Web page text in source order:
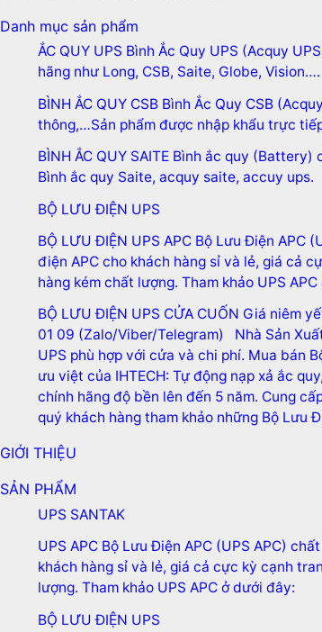
Danh mục sản phẩm
ẮC QUY UPS Bình Ắc Quy UPS (Acquy
hãng như Long, CSB, Saite, Globe, Vision….
BÌNH ẮC QUY CSB Bình Ắc Quy CSB
thông,…Sản phẩm được nhập khẩu trực
BÌNH ẮC QUY SAITE Bình ắc quy (Battery)
Bình ắc quy Saite, acquy saite, accuy ups.
BỘ LƯU ĐIỆN UPS
BỘ LƯU ĐIỆN UPS APC Bộ Lưu Điện APC
điện APC cho khách hàng sỉ và lẻ, giá cả
hàng kém chất lượng. Tham khảo UPS
BỘ LƯU ĐIỆN UPS CỬA CUỐN Giá niêm
01 09 (Zalo/Viber/Telegram) Nhà Sản
UPS phù hợp với cửa và chi phí. Mua bán
ưu việt của IHTECH: Tự động nạp xả ắc
chính hãng độ bền lên đến 5 năm. Cung
quý khách hàng tham khảo những Bộ Lưu
GIỚI THIỆU
SẢN PHẨM
UPS SANTAK
UPS APC Bộ Lưu Điện APC (UPS APC)
khách hàng sỉ và lẻ, giá cả cực kỳ cạnh
lượng. Tham khảo UPS APC ở dưới đây:
BỘ LƯU ĐIỆN UPS